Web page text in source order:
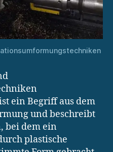
ein Begriff aus dem
und beschreibt
bei dem ein
plastische